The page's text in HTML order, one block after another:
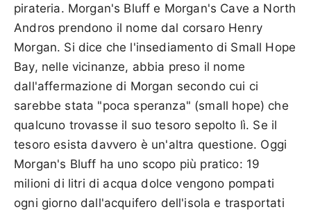
pirateria. Morgan's Bluff e Morgan's Cave a North
Andros prendono il nome dal corsaro Henry
Morgan. Si dice che l'insediamento di Small Hope
Bay, nelle vicinanze, abbia preso il nome
dall'affermazione di Morgan secondo cui ci
sarebbe stata "poca speranza" (small hope) che
qualcuno trovasse il suo tesoro sepolto lì. Se il
tesoro esista davvero è un'altra questione. Oggi
Morgan's Bluff ha uno scopo più pratico: 19
milioni di litri di acqua dolce vengono pompati
ogni giorno dall'acquifero dell'isola e trasportati